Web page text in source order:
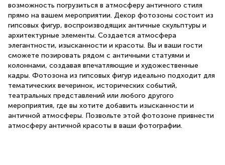
возможность погрузиться в атмосферу античного стиля
прямо на вашем мероприятии. Декор фотозоны состоит из
гипсовых фигур, воспроизводящих античные скульптуры и
архитектурные элементы. Создается атмосфера
элегантности, изысканности и красоты. Вы и ваши гости
сможете позировать рядом с античными статуями и
колоннами, создавая впечатляющие и художественные
кадры. Фотозона из гипсовых фигур идеально подходит для
тематических вечеринок, исторических событий,
театральных представлений или любого другого
мероприятия, где вы хотите добавить изысканности и
античной атмосферы. Позвольте этой фотозоне привнести
атмосферу античной красоты в ваши фотографии.